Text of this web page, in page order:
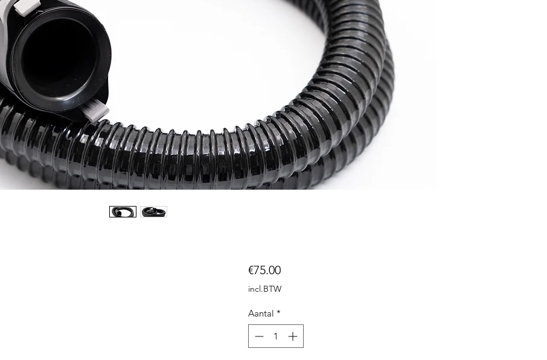
€75.00Prijs
incl.BTW
Aantal *